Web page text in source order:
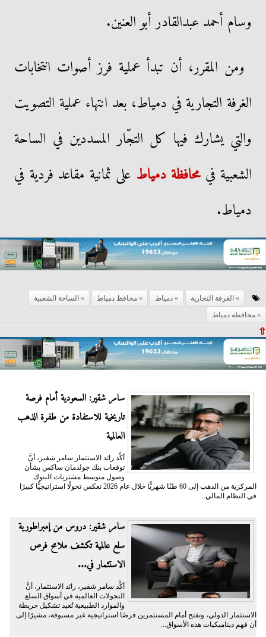
وسام أحمد عبدالقادر أبو العنين.
ومن المقرر، أن تبدأ عملية فرز أصوات انتخابات
الغرفة التجارية في دمياط، بعد انتهاء عملية التصويت
والتي يشارك فيها كل التجّار المسددين في الساحة
الشعبية فيمحافظة دمياط على ثمانية مقاعد فردية في
دمياط.
الغرفة التجارية دمياط محافظ دمياط
الساحة الشعبية
محافظة دمياط
⇧
سامر شقير: السعودية أمام فرصة
تاريخية للاستفادة من طفرة الذهب
العالمية
أكَّد رائد الاستثمار سامر شقير، أنَّ
توقعات بنك جولدمان ساكس بشأن
وصول متوسط مشتريات البنوك
المركزية من الذهب إلى 60 طنًا شهريًّا خلال عام 2026 تعكس تحولًا استراتيجيًّا كبيرًا
في النظام المالي...
سامر شقير: دروس من إمبراطورية
سلع عالمية تكشف ملامح فرص
الاستثمار في...
أكَّد سامر شقير، رائد الاستثمار، أنَّ
التحولات العالمية في أسواق السلع
والموارد الطبيعية تُعيد تشكيل خريطة
الاستثمار الدولي، وتفتح أمام المستثمرين فرصًا استراتيجية غير مسبوقة، مشيرًا إلى
أن فهم ديناميكيات هذه الأسواق...